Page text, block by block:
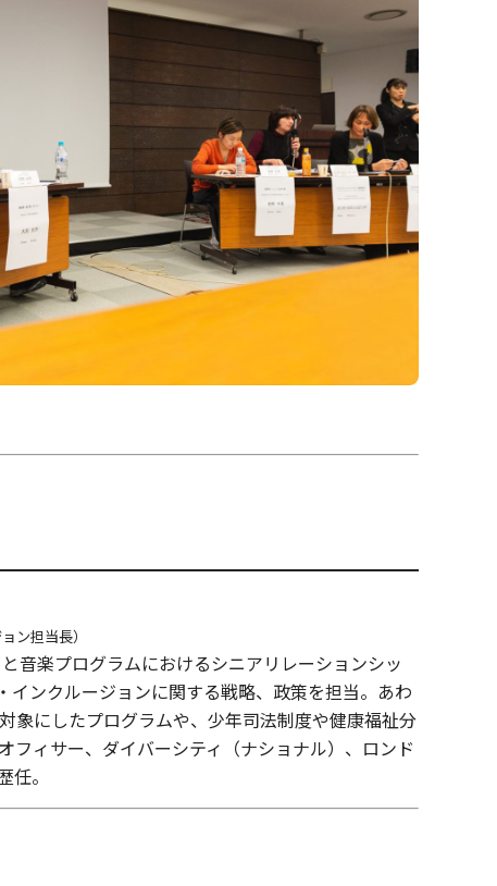
ン担当長）
音楽プログラムにおけるシニアリレーションシッ
ンクルージョンに関する戦略、政策を担当。あわ
象にしたプログラムや、少年司法制度や健康福祉分
ィサー、ダイバーシティ（ナショナル）、ロンド
。